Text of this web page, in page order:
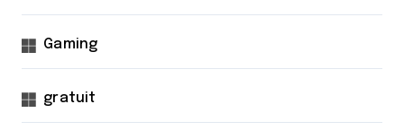
Gaming
gratuit